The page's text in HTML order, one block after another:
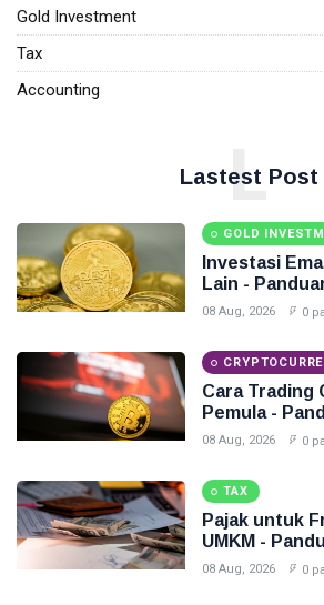
Gold Investment
Tax
Accounting
Lastest Post
L
GOLD
Investasi
Lain -
08 Aug, 2026 0
Cara Trading
Pemula -
2026
08 Aug, 2026 0
TAX
Pajak untuk
UMKM -
08 Aug, 2026 0